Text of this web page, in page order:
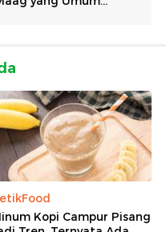
Kopi Campur Pisang